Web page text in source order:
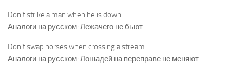
Don’t strike a man when he is down
Аналоги на русском: Лежачего не бьют
Don’t swap horses when crossing a stream
Аналоги на русском: Лошадей на переправе не меняют